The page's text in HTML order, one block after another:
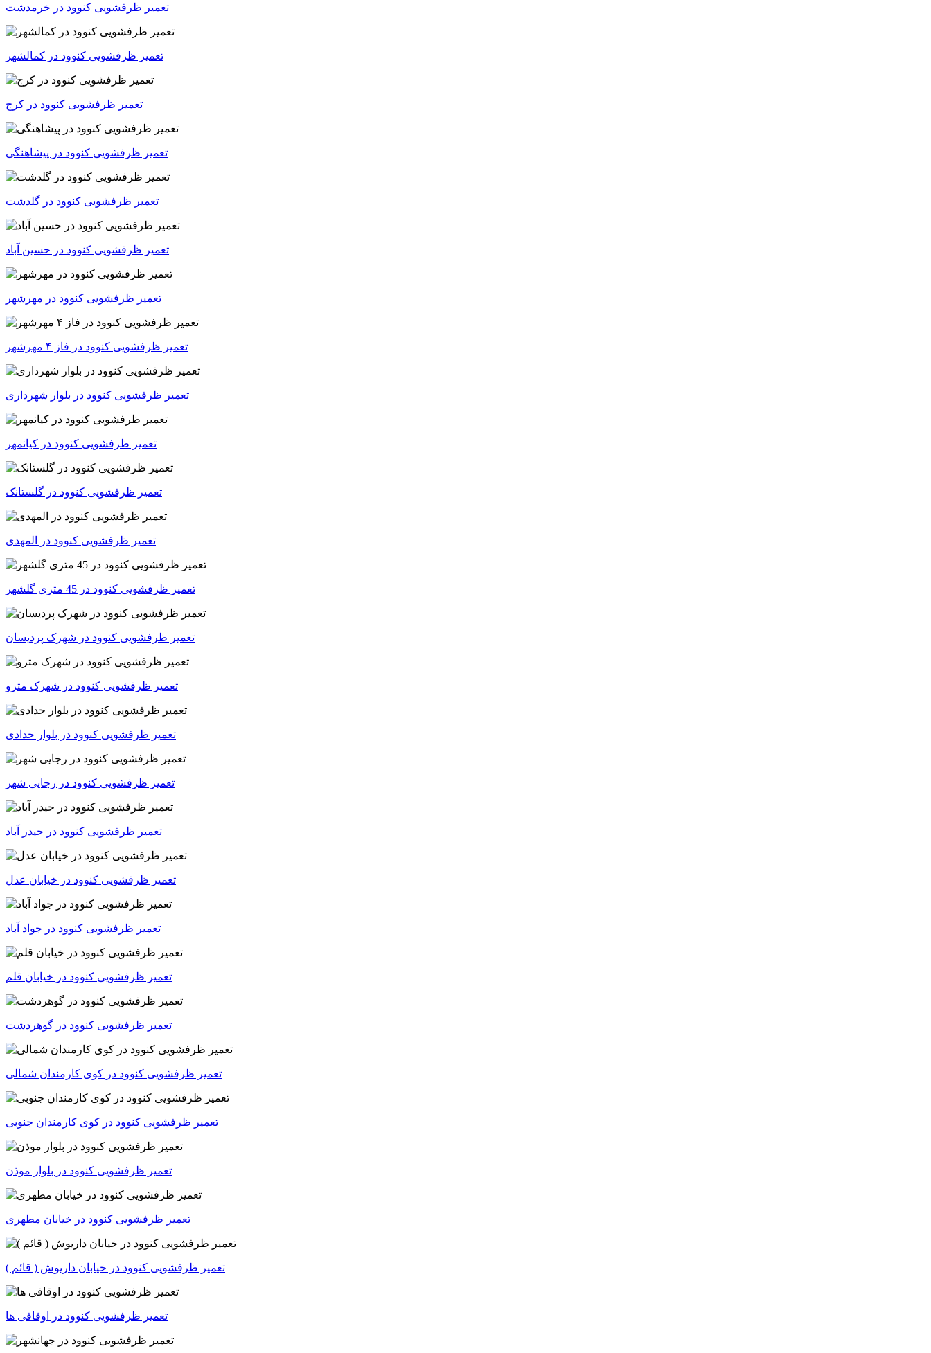
تعمیر ظرفشویی کنوود در خرمدشت
تعمیر ظرفشویی کنوود در کمالشهر
تعمیر ظرفشویی کنوود در کرج
تعمیر ظرفشویی کنوود در پیشاهنگی
تعمیر ظرفشویی کنوود در گلدشت
تعمیر ظرفشویی کنوود در حسین آباد
تعمیر ظرفشویی کنوود در مهرشهر
تعمیر ظرفشویی کنوود در فاز ۴ مهرشهر
تعمیر ظرفشویی کنوود در بلوار شهرداری
تعمیر ظرفشویی کنوود در کیانمهر
تعمیر ظرفشویی کنوود در گلستانک
تعمیر ظرفشویی کنوود در المهدی
تعمیر ظرفشویی کنوود در 45 متری گلشهر
تعمیر ظرفشویی کنوود در شهرک پردیسان
تعمیر ظرفشویی کنوود در شهرک مترو
تعمیر ظرفشویی کنوود در بلوار حدادی
تعمیر ظرفشویی کنوود در رجایی شهر
تعمیر ظرفشویی کنوود در حیدر آباد
تعمیر ظرفشویی کنوود در خیابان عدل
تعمیر ظرفشویی کنوود در جواد آباد
تعمیر ظرفشویی کنوود در خیابان قلم
تعمیر ظرفشویی کنوود در گوهردشت
تعمیر ظرفشویی کنوود در کوی کارمندان شمالی
تعمیر ظرفشویی کنوود در کوی کارمندان جنوبی
تعمیر ظرفشویی کنوود در بلوار موذن
تعمیر ظرفشویی کنوود در خیابان مطهری
تعمیر ظرفشویی کنوود در خیابان داریوش ( قائم )
تعمیر ظرفشویی کنوود در اوقافی ها